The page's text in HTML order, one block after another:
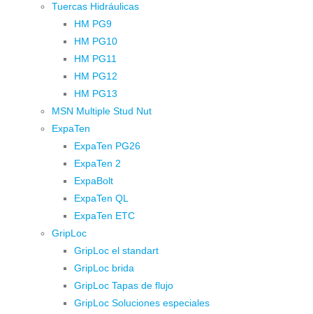
Tuercas Hidráulicas
HM PG9
HM PG10
HM PG11
HM PG12
HM PG13
MSN Multiple Stud Nut
ExpaTen
ExpaTen PG26
ExpaTen 2
ExpaBolt
ExpaTen QL
ExpaTen ETC
GripLoc
GripLoc el standart
GripLoc brida
GripLoc Tapas de flujo
GripLoc Soluciones especiales